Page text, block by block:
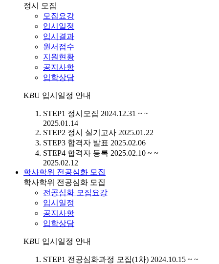
정시 모집
모집요강
입시일정
입시결과
원서접수
지원현황
공지사항
입학상담
KBU 입시일정 안내
STEP1 정시모집 2024.12.31 ~ ~
2025.01.14
STEP2 정시 실기고사 2025.01.22
STEP3 합격자 발표 2025.02.06
STEP4 합격자 등록 2025.02.10 ~ ~
2025.02.12
학사학위 전공심화 모집
학사학위 전공심화 모집
전공심화 모집요강
입시일정
공지사항
입학상담
KBU 입시일정 안내
STEP1 전공심화과정 모집(1차) 2024.10.15 ~ ~